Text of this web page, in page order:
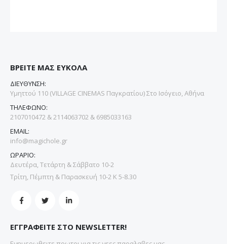
ΒΡΕΙΤΕ ΜΑΣ ΕΥΚΟΛΑ
ΔΙΕΥΘΥΝΣΗ:
Υμηττού 110 (VILLAGE CINEMAS Παγκρατίου) Στο Ισόγειο, Αθήνα
ΤΗΛΕΦΩΝΟ:
2107010472 & 2114063702 & 6985033163
EMAIL:
info@magichole.gr
ΩΡΑΡΙΟ:
Δευτέρα, Τετάρτη & Σάββατο 10-2
Τρίτη, Πέμπτη & Παρασκευή 10-2 Κ 5-8.30
ΕΓΓΡΑΦΕΙΤΕ ΣΤΟ NEWSLETTER!